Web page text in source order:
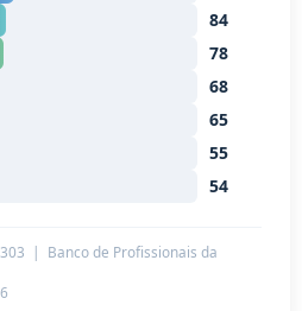
84
78
68
65
55
54
| Banco de Profissionais da